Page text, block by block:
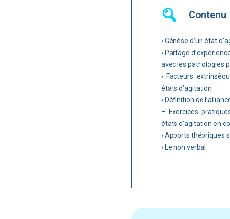
Contenu
› Génèse d’un état
› Partage
avec les pathologies
› Facteurs
états d’agitation
› Définition de
– Exercices
états d’agitation en
› Apports théoriques
› Le non verbal